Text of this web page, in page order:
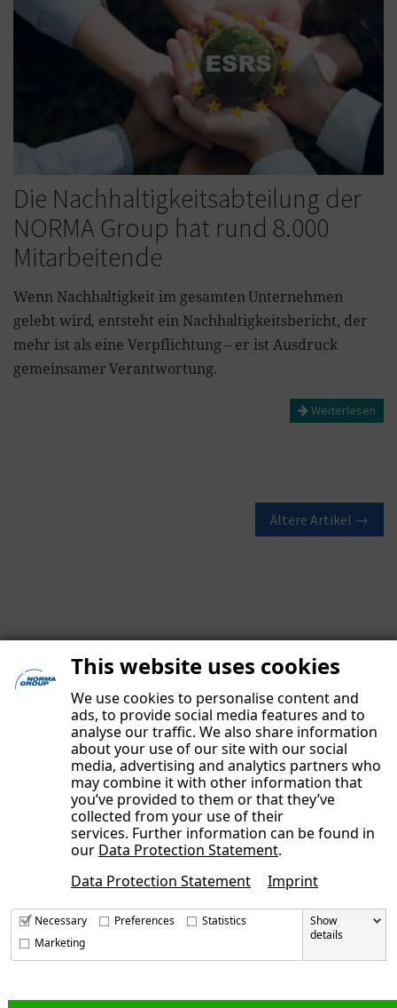
This website uses cookies
We use cookies to personalise content and
ads, to provide social media features and to
analyse our traffic. We also share information
about your use of our site with our social
media, advertising and analytics partners who
may combine it with other information that
you’ve provided to them or that they’ve
collected from your use of their
services. Further information can be found in
our Data Protection Statement.
Data Protection Statement
Imprint
Necessary Preferences
Statistics
Marketing
Show
details
Die Nachhaltigkeitsabteilung der
NORMA Group hat rund 8.000
Mitarbeitende
Wenn Nachhaltigkeit im gesamten Unternehmen
gelebt wird, entsteht ein Nachhaltigkeitsbericht, der
mehr ist als eine Verpflichtung – er ist Ausdruck
gemeinsamer Verantwortung.
Weiterlesen
Ältere Artikel →
IMPRESSUM
DATENSCHUTZERKLÄRUNG
UNSERE AUTOREN
KONTAKT
NORMA Group bei LinkedIn